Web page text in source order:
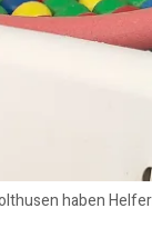
haben